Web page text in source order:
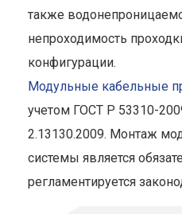
также
непроходимость
конфигурации.
Модульные кабельные
учетом ГОСТ Р 53310-
2.13130.2009. Монтаж
системы является
регламентируется